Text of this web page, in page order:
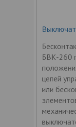
БВК-260
цепей
или